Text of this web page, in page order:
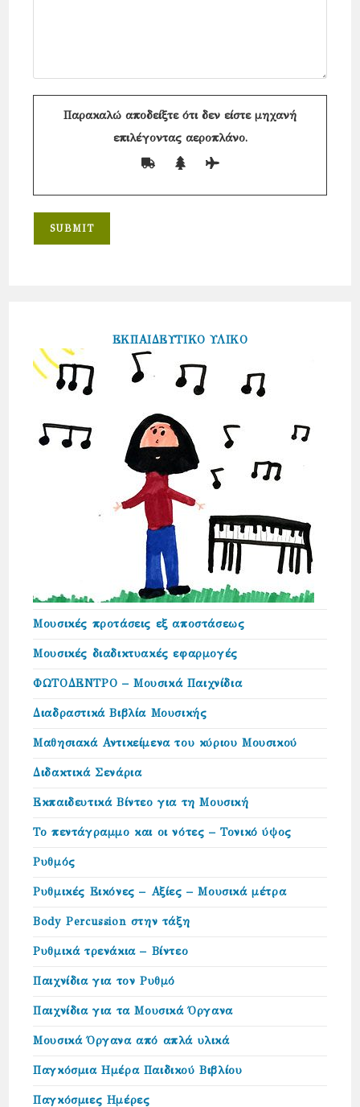
Παρακαλώ αποδείξτε ότι δεν είστε μηχανή
επιλέγονταςαεροπλάνο.
ΕΚΠΑΙΔΕΥΤΙΚΟ ΥΛΙΚΟ
Μουσικές προτάσεις εξ αποστάσεως
Μουσικές διαδικτυακές εφαρμογές
ΦΩΤΟΔΕΝΤΡΟ – Μουσικά Παιχνίδια
Διαδραστικά Βιβλία Μουσικής
Μαθησιακά Αντικείμενα του κύριου Μουσικού
Διδακτικά Σενάρια
Εκπαιδευτικά Βίντεο για τη Μουσική
Το πεντάγραμμο και οι νότες – Τονικό ύψος
Ρυθμός
Ρυθμικές Εικόνες – Αξίες – Μουσικά μέτρα
Body Percussion στην τάξη
Ρυθμικά τρενάκια – Βίντεο
Παιχνίδια για τον Ρυθμό
Παιχνίδια για τα Μουσικά Όργανα
Μουσικά Όργανα από απλά υλικά
Παγκόσμια Ημέρα Παιδικού Βιβλίου
Παγκόσμιες Ημέρες